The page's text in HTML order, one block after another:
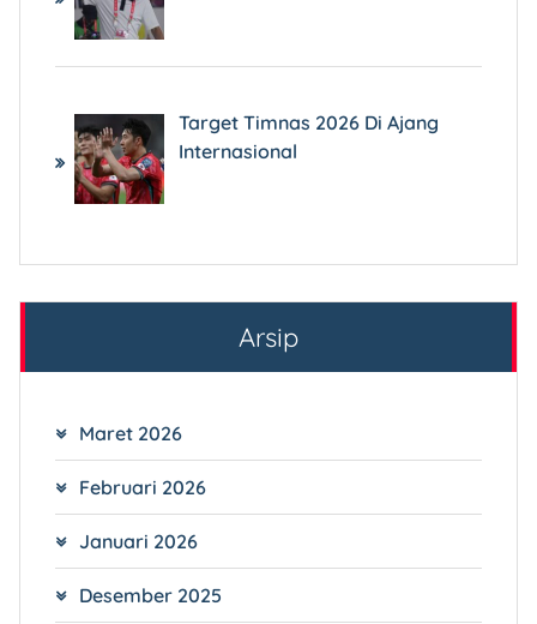
Target Timnas 2026 Di Ajang
Internasional
Arsip
Maret 2026
Februari 2026
Januari 2026
Desember 2025